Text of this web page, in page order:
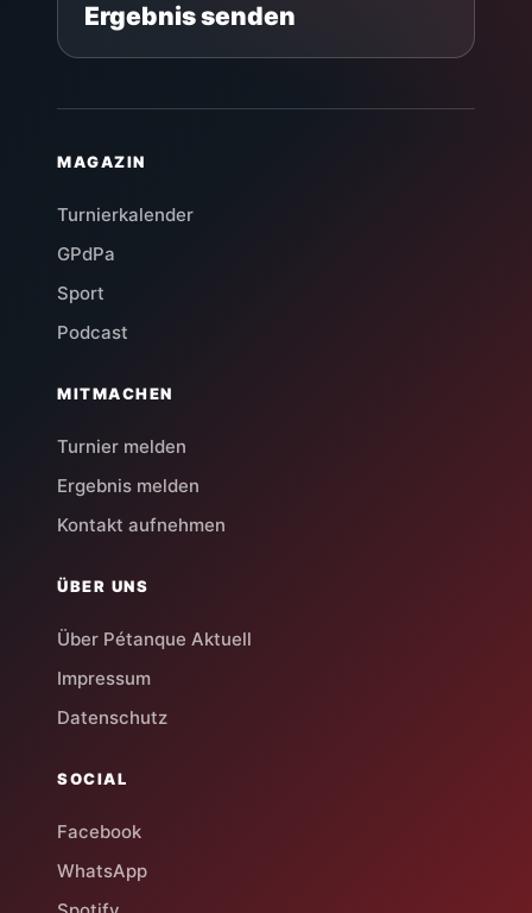
Ergebnis senden
MAGAZIN
Turnierkalender
GPdPa
Sport
Podcast
MITMACHEN
Turnier melden
Ergebnis melden
Kontakt aufnehmen
ÜBER UNS
Über Pétanque Aktuell
Impressum
Datenschutz
SOCIAL
Facebook
WhatsApp